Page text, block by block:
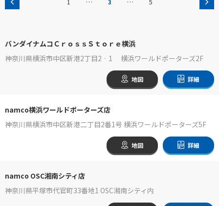
1 3 5
バンダイナムコＣｒｏｓｓＳｔｏｒｅ横浜
神奈川県横浜市中区新港2丁目2‐1 横浜ワールドポーターズ2F
地図 詳細
namco横浜ワールドポーターズ店
神奈川県横浜市中区新港二丁目2番1号 横浜ワールドポーターズ5F
地図 詳細
namco OSC湘南シティ店
神奈川県平塚市代官町33番地1 OSC湘南シティ内